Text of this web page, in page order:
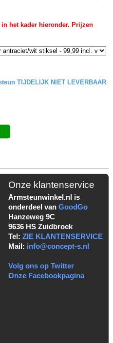
het kader hieronder. Prijzen
TIJDELIJK NIET LEVERBAAR
Onze klantenservice
Armsteunwinkel.nl is
onderdeel van GoodGo
Hanzeweg 9C
9636 HS Zuidbroek
Tel: ZIE KLANTENSERVICE
Mail: info@concept-s.nl
Volg ons op Twitter
Onze Facebookpagina